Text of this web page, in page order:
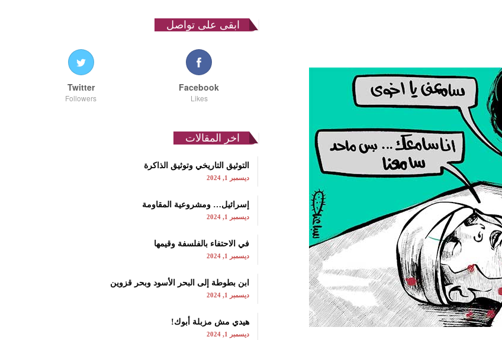
ابقى على تواصل
Facebook
Likes
Twitter
Followers
اخر المقالات
نحو استراتيجيّة للمعارضة السوريّة بشأن التحديات الصّهيونيّة
قمة الرياض: أقوال تنتظر أفعالاً
نوفمبر 27, 2024
تعيينات ترامب: أنت لا تجني من الشوك العنب!
نوفمبر 27, 2024
ابن بطوطة عند تخوم سيبيريا!
نوفمبر 27, 2024
انجازات نتنياهو !
التوثيق التاريخي وتوثيق الذاكرة
ديسمبر 1, 2024
إسرائيل… ومشروعية المقاومة
ديسمبر 1, 2024
في الاحتفاء بالفلسفة وقيمها
ديسمبر 1, 2024
ابن بطوطة إلى البحر الأسود وبحر قزوين
ديسمبر 1, 2024
هيدي مش مزبلة أبوك!
ديسمبر 1, 2024